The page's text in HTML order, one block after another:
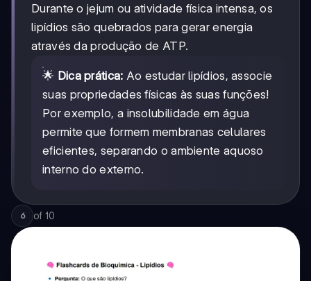
Durante o jejum ou atividade física intensa, os
lipídios são quebrados para gerar energia
através da produção de ATP.
🌟 Dica prática: Ao estudar lipídios, associe
suas propriedades físicas às suas funções!
Por exemplo, a insolubilidade em água
permite que formem membranas celulares
eficientes, separando o ambiente aquoso
interno do externo.
6 of 10